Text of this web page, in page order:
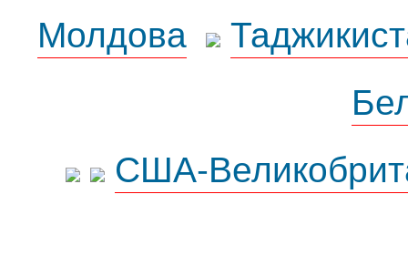
Молдова
США-